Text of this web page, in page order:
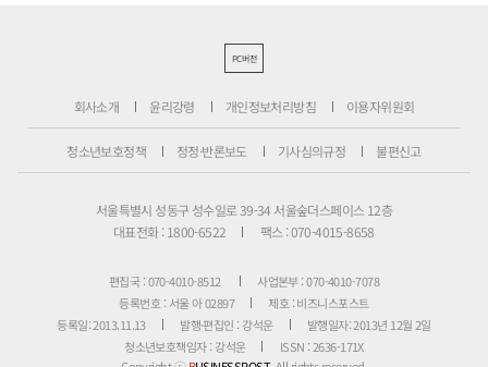
PC버전
회사소개 윤리강령 개인정보처리방침 이용자위원회
청소년보호정책 정정·반론보도 기사심의규정 불편신고
서울특별시 성동구 성수일로 39-34 서울숲더스페이스 12층
대표전화 : 1800-6522
팩스 : 070-4015-8658
편집국 : 070-4010-8512
사업본부 : 070-4010-7078
등록번호 : 서울 아 02897
제호 : 비즈니스포스트
등록일: 2013.11.13
발행·편집인 : 강석운
발행일자: 2013년 12월 2일
청소년보호책임자 : 강석운
ISSN : 2636-171X